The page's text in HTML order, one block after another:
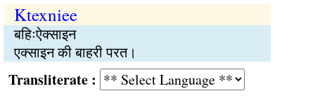
Ktexniee
बहिःऐक्साइन
एक्साइन की बाहरी परत।
: